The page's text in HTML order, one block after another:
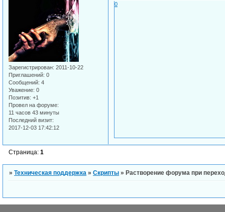
Зарегистрирован: 2011-10-22
Приглашений: 0
Сообщений: 4
Уважение: 0
Позитив: +1
Провел на форуме:
11 часов 43 минуты
Последний визит:
2017-12-03 17:42:12
0
Страница:1
»Техническая поддержка »Скрипты » Растворение форума при